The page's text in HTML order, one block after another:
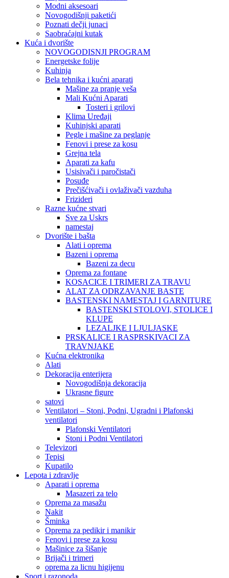
Modni aksesoari
Novogodišnji paketići
Poznati dečji junaci
Saobraćajni kutak
Kuća i dvorište
NOVOGODISNJI PROGRAM
Energetske folije
Kuhinja
Bela tehnika i kućni aparati
Mašine za pranje veša
Mali Kućni Aparati
Tosteri i grilovi
Klima Uređaji
Kuhinjski aparati
Pegle i mašine za peglanje
Fenovi i prese za kosu
Grejna tela
Aparati za kafu
Usisivači i paročistači
Posuđe
Prečišćivači i ovlaživači vazduha
Frizideri
Razne kućne stvari
Sve za Uskrs
namestaj
Dvorište i bašta
Alati i oprema
Bazeni i oprema
Bazeni za decu
Oprema za fontane
KOSACICE I TRIMERI ZA TRAVU
ALAT ZA ODRZAVANJE BASTE
BASTENSKI NAMESTAJ I GARNITURE
BASTENSKI STOLOVI, STOLICE I
KLUPE
LEZALJKE I LJULJASKE
PRSKALICE I RASPRSKIVACI ZA
TRAVNJAKE
Kućna elektronika
Alati
Dekoracija enterijera
Novogodišnja dekoracija
Ukrasne figure
satovi
Ventilatori – Stoni, Podni, Ugradni i Plafonski
ventilatori
Plafonski Ventilatori
Stoni i Podni Ventilatori
Televizori
Tepisi
Kupatilo
Lepota i zdravlje
Aparati i oprema
Masazeri za telo
Oprema za masažu
Nakit
Šminka
Oprema za pedikir i manikir
Fenovi i prese za kosu
Mašinice za šišanje
Brijači i trimeri
oprema za licnu higijenu
Sport i razonoda